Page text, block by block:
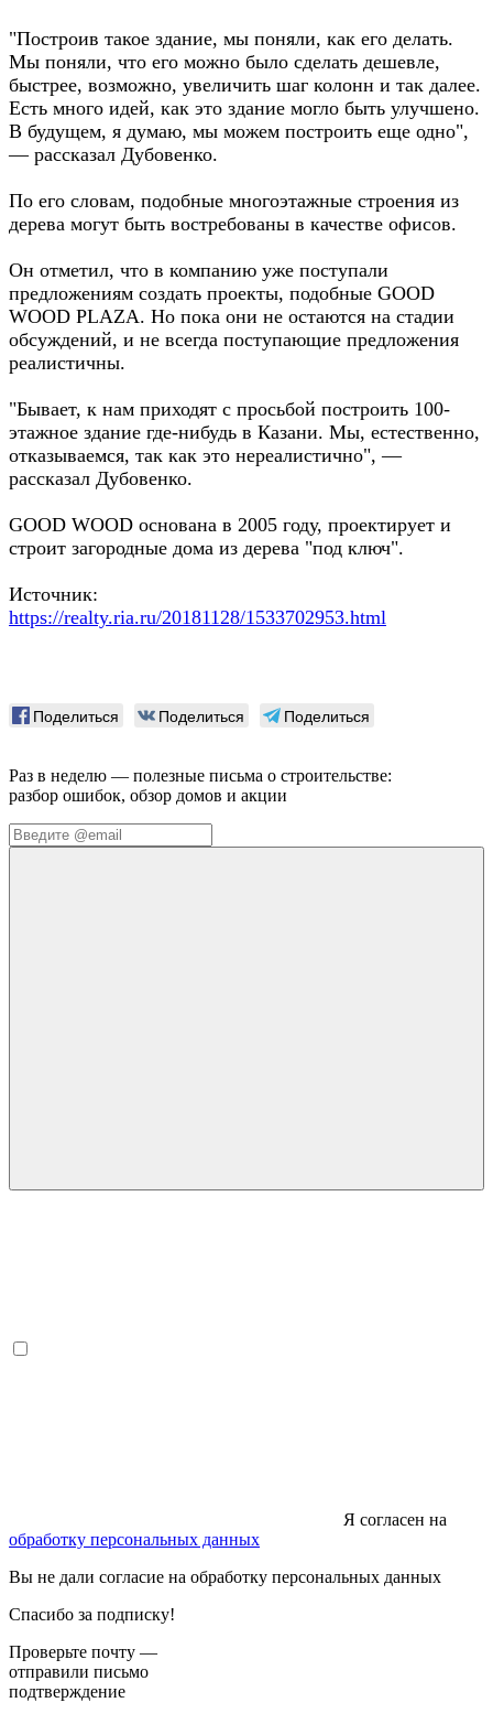
"Построив такое здание, мы поняли, как его делать.
Мы поняли, что его можно было сделать дешевле,
быстрее, возможно, увеличить шаг колонн и так далее.
Есть много идей, как это здание могло быть улучшено.
В будущем, я думаю, мы можем построить еще одно",
— рассказал Дубовенко.
По его словам, подобные многоэтажные строения из
дерева могут быть востребованы в качестве офисов.
Он отметил, что в компанию уже поступали
предложениям создать проекты, подобные GOOD
WOOD PLAZA. Но пока они не остаются на стадии
обсуждений, и не всегда поступающие предложения
реалистичны.
"Бывает, к нам приходят с просьбой построить 100-
этажное здание где-нибудь в Казани. Мы, естественно,
отказываемся, так как это нереалистично", —
рассказал Дубовенко.
GOOD WOOD основана в 2005 году, проектирует и
строит загородные дома из дерева "под ключ".
Источник:
https://realty.ria.ru/20181128/1533702953.html
Поделиться Поделиться Поделиться
Раз в неделю — полезные письма о строительстве:
разбор ошибок, обзор домов и акции
Я согласен на
обработку персональных данных
Вы не дали согласие на обработку персональных данных
Спасибо за подписку!
Проверьте почту —
отправили письмо
подтверждение